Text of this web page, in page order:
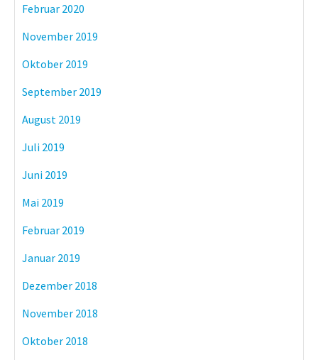
Februar 2020
November 2019
Oktober 2019
September 2019
August 2019
Juli 2019
Juni 2019
Mai 2019
Februar 2019
Januar 2019
Dezember 2018
November 2018
Oktober 2018